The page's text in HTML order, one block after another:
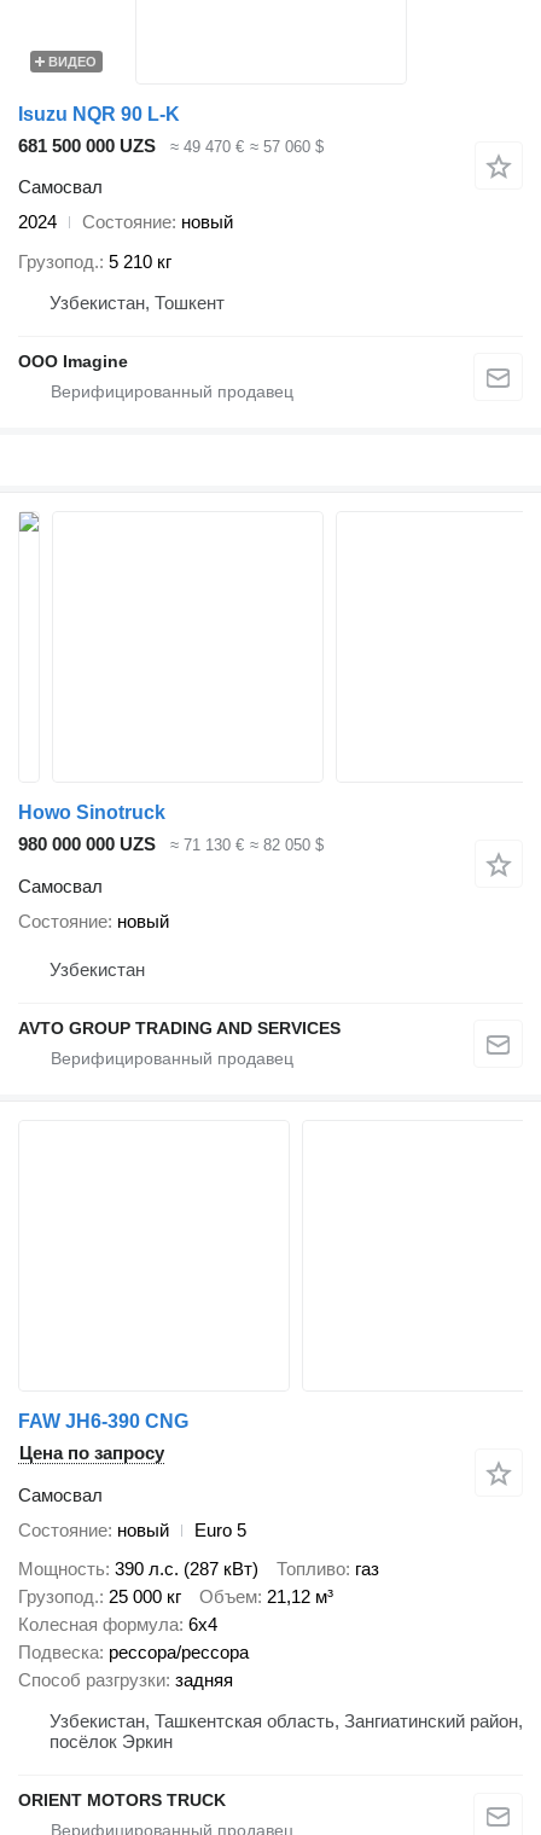
ВИДЕО
Isuzu NQR 90 L-K
681 500 000 UZS
≈ 49 470 € ≈ 57 060 $
Самосвал
2024
Состояние новый
Грузопод. 5 210 кг
Узбекистан, Тошкент
OOO Imagine
Howo Sinotruck
980 000 000 UZS
≈ 71 130 € ≈ 82 050 $
Самосвал
Состояние новый
Узбекистан
AVTO GROUP TRADING AND SERVICES
FAW JH6-390 CNG
Цена по запросу
Самосвал
Состояние новый
Euro 5
Мощность 390 л.с. (287 кВт) Топливо газ
Грузопод. 25 000 кг Объем 21,12 м³
Колесная формула 6x4
Подвеска рессора/рессора
Способ разгрузки задняя
Узбекистан, Ташкентская область, Зангиатинский район,
посёлок Эркин
ORIENT MOTORS TRUCK